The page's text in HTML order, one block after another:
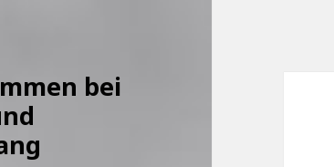
bei